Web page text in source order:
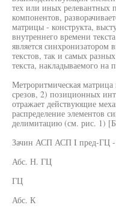
тех или иных релевантных
компонентов,
матрицы - конструкта,
внутреннего времени
является синхронизатором
текстов, так и самых
текста, накладываемого на
Метроритмическая
срезов, 2) позиционных
отражает действующие
распределение элементов
делимитацию (см. рис. 1)
Зачин АСП АСП I пред-ГЦ -
Абс. Н. ГЦ
ГЦ
Абс. К